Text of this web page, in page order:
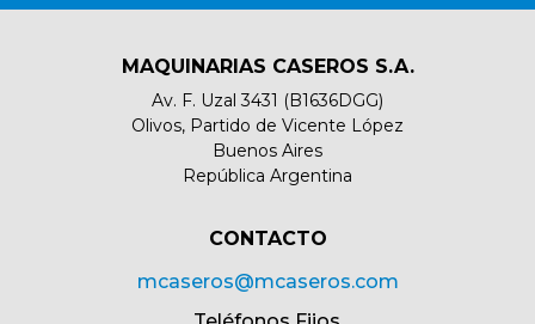
MAQUINARIAS CASEROS S.A.
Av. F. Uzal 3431 (B1636DGG)
Olivos, Partido de Vicente López
Buenos Aires
República Argentina
CONTACTO​
mcaseros@mcaseros.com